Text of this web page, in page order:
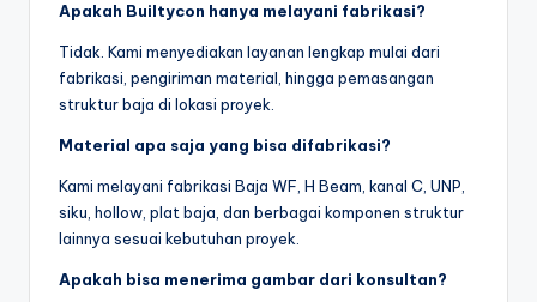
Apakah Builtycon hanya melayani fabrikasi?
Tidak. Kami menyediakan layanan lengkap mulai dari
fabrikasi, pengiriman material, hingga pemasangan
struktur baja di lokasi proyek.
Material apa saja yang bisa difabrikasi?
Kami melayani fabrikasi Baja WF, H Beam, kanal C, UNP,
siku, hollow, plat baja, dan berbagai komponen struktur
lainnya sesuai kebutuhan proyek.
Apakah bisa menerima gambar dari konsultan?